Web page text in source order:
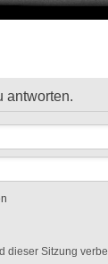
antworten.
dieser Sitzung